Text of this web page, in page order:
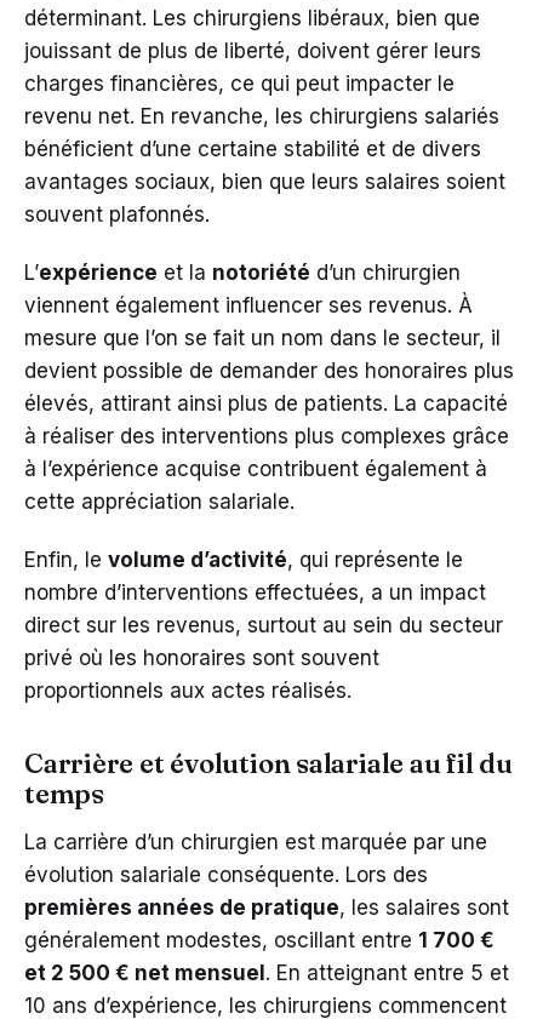
déterminant. Les chirurgiens libéraux, bien que
jouissant de plus de liberté, doivent gérer leurs
charges financières, ce qui peut impacter le
revenu net. En revanche, les chirurgiens salariés
bénéficient d’une certaine stabilité et de divers
avantages sociaux, bien que leurs salaires soient
souvent plafonnés.
L’expérience et la notoriété d’un chirurgien
viennent également influencer ses revenus. À
mesure que l’on se fait un nom dans le secteur, il
devient possible de demander des honoraires plus
élevés, attirant ainsi plus de patients. La capacité
à réaliser des interventions plus complexes grâce
à l’expérience acquise contribuent également à
cette appréciation salariale.
Enfin, le volume d’activité, qui représente le
nombre d’interventions effectuées, a un impact
direct sur les revenus, surtout au sein du secteur
privé où les honoraires sont souvent
proportionnels aux actes réalisés.
Carrière et évolution salariale au fil du
temps
La carrière d’un chirurgien est marquée par une
évolution salariale conséquente. Lors des
premières années de pratique, les salaires sont
généralement modestes, oscillant entre 1 700 €
et 2 500 € net mensuel . En atteignant entre 5 et
10 ans d’expérience, les chirurgiens commencent